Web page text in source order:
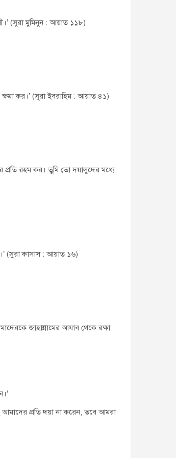
(সুরা মুমিনুন : আয়াত ১১৮)
কর।’ (সুরা ইবরাহিম : আয়াত ৪১)
প্রতি রহম কর। তুমি তো দয়ালুদের মধ্যে
(সুরা কাসাস : আয়াত ১৬)
জাহান্নামের আযাব থেকে রক্ষা
প্রতি দয়া না করেন, তবে আমরা